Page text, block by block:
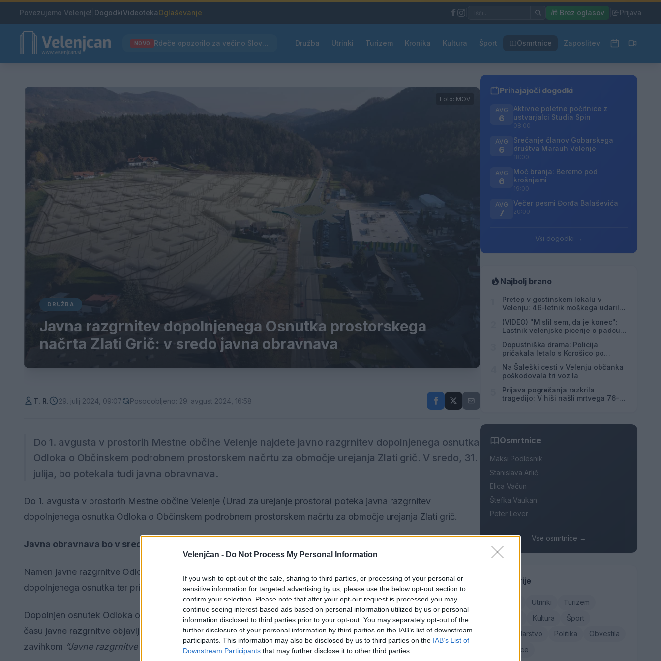
Velenjčan - Do Not Process My Personal Information
If you wish to opt-out of the sale, sharing to third parties, or processing of your personal or
sensitive information for targeted advertising by us, please use the below opt-out section to
confirm your selection. Please note that after your opt-out request is processed you may
continue seeing interest-based ads based on personal information utilized by us or personal
information disclosed to third parties prior to your opt-out. You may separately opt-out of the
further disclosure of your personal information by third parties on the IAB’s list of downstream
participants. This information may also be disclosed by us to third parties on the IAB’s List of
Downstream Participants that may further disclose it to other third parties.
Povezujemo Velenje! DogodkiVideotekaOglaševanje 🎁 Brez oglasov Prijava
NOVO Rdeče opozorilo za večino Slovenije, temperature bodo segale do 39 °C Družba Utrinki Turizem Kronika Kultura Šport Osmrtnice Zaposlitev
Foto: MOV
DRUŽBA
Javna razgrnitev dopolnjenega Osnutka prostorskega
načrta Zlati Grič: v sredo javna obravnava
T. R. 29. julij 2024, 09:07 Posodobljeno: 29. avgust 2024, 16:58
Do 1. avgusta v prostorih Mestne občine Velenje najdete javno razgrnitev dopolnjenega osnutka
Odloka o Občinskem podrobnem prostorskem načrtu za območje urejanja Zlati grič. V sredo, 31.
julija, bo potekala tudi javna obravnava.
Do 1. avgusta v prostorih Mestne občine Velenje (Urad za urejanje prostora) poteka javna razgrnitev
dopolnjenega osnutka Odloka o Občinskem podrobnem prostorskem načrtu za območje urejanja Zlati grič.
Javna obravnava bo v sredo, 31. julija 2024, ob 16. uri v sejni dvorani Mestne občine Velenje.
Namen javne razgrnitve Odloka je
dopolnjenega osnutka ter pridobitev pripomb, mnenj in dodatnih predlogov.
Dopolnjen osnutek Odloka o Občinskem podrobnem prostorskem načrtu za območje urejanja Zlati grič bo v
času javne razgrnitve objavljen tudi na spletni strani Mestne občine Velenje (www.velenje.si) pod
zavihkom “Javne razgrnitve prostorskih aktov”.
Prihajajoči dogodki
AVG
6
Aktivne poletne počitnice z
ustvarjalci Studia Spin
08:00
AVG
6
Srečanje članov Gobarskega
društva Marauh Velenje
18:00
AVG
6
Moč branja: Beremo pod
krošnjami
19:00
AVG
7
Večer pesmi Đorđa Balaševića
20:00
Vsi dogodki →
Najbolj brano
Pretep v gostinskem lokalu v
Velenju: 46-letnik moškega udaril s
(VIDEO) "Mislil sem, da je konec":
Lastnik velenjske picerije o padcu s
Dopustniška drama: Policija
pričakala letalo s Korošico po
Na Šaleški cesti v Velenju občanka
poškodovala tri vozila
Prijava pogrešanja razkrila
tragedijo: V hiši našli mrtvega 76-
Osmrtnice
Maksi Podlesnik
Stanislava Arlič
Elica Vačun
Štefka Vaukan
Peter Lever
Vse osmrtnice →
Kategorije
Utrinki
Turizem
Kultura
Šport
Gospodarstvo
Politika
Obvestila
Osmrtnice